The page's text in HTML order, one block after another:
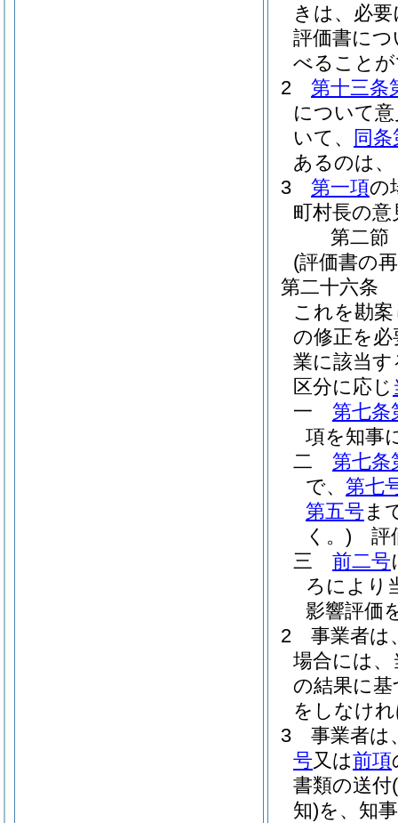
きは、必
評価書に
べること
2
第十三条
について
いて、
同
あるのは
3
第一項の
町村長の
第二節
(評価書の
第二十六条
これを勘
の修正を
業に該当
区分に応じ
一
第七条
項を知事
二
第七条
で、 第七
第五号ま
く。) 評
三
前二号
ろにより
影響評価
2
事業者は
場合には、
の結果に
をしなけ
3
事業者は
号又は前項
書類の送付
知)を、知